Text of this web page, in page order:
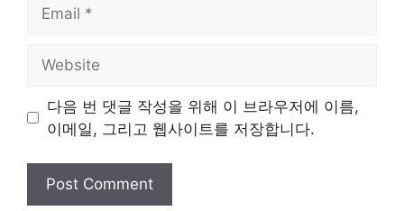
다음 번 댓글 작성을 위해 이 브라우저에 이름,
이메일, 그리고 웹사이트를 저장합니다.